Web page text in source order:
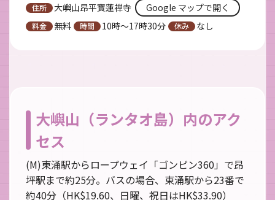
大嶼山昂平寶蓮禅寺
Google マップで開く
無料
10時～17時30分 なし
大嶼山（ランタオ島）内のアク
セス
(M)東涌駅からロープウェイ「ゴンピン360」で昂
坪駅まで約25分。バスの場合、東涌駅から23番で
約40分（HK$19.60、日曜、祝日はHK$33.90）